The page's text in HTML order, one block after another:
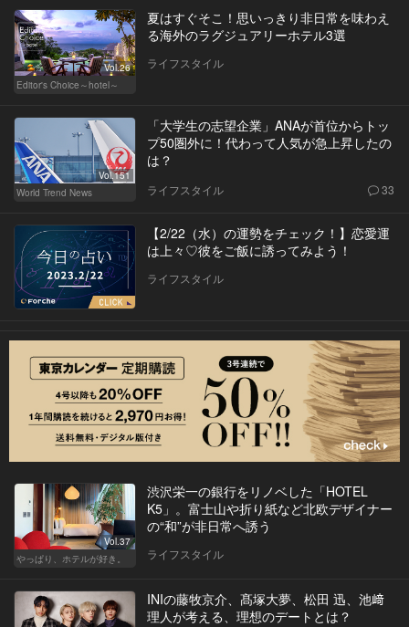
Vol.26
Editor's Choice～hotel～
夏はすぐそこ！思いっきり非日常を味わえ
る海外のラグジュアリーホテル3選
ライフスタイル
Vol.151
World Trend News
「大学生の志望企業」ANAが首位からトッ
プ50圏外に！代わって人気が急上昇したの
は？
ライフスタイル 33
【2/22（水）の運勢をチェック！】恋愛運
は上々♡彼をご飯に誘ってみよう！
ライフスタイル
Vol.37
やっぱり、ホテルが好き。
渋沢栄一の銀行をリノベした「HOTEL
K5」。富士山や折り紙など北欧デザイナー
の“和”が非日常へ誘う
ライフスタイル
INIの藤牧京介、髙塚大夢、松田 迅、池﨑
理人が考える、理想のデートとは？